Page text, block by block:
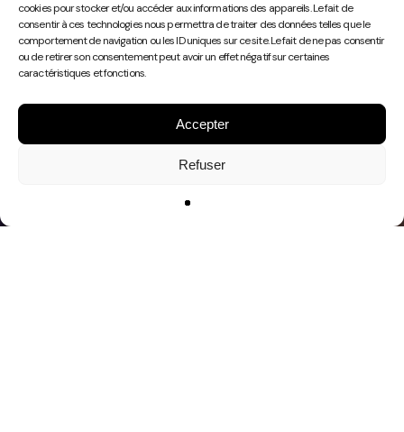
cookies pour stocker et/ou accéder aux informations des appareils. Le fait de
consentir à ces technologies nous permettra de traiter des données telles que le
comportement de navigation ou les ID uniques sur ce site. Le fait de ne pas consentir
ou de retirer son consentement peut avoir un effet négatif sur certaines
caractéristiques et fonctions.
Accepter
Refuser
Play
Video